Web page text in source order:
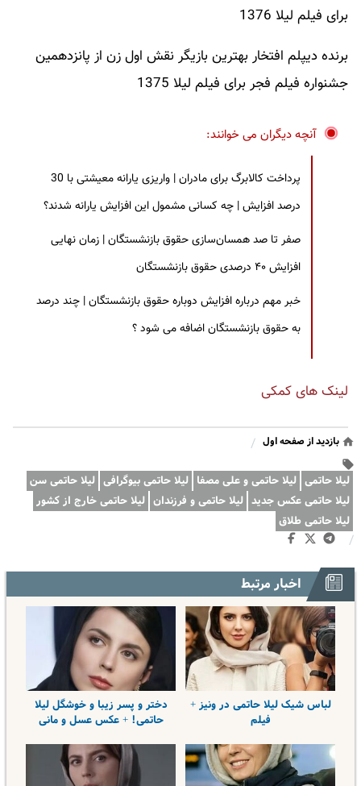
برای فیلم لیلا 1376
برنده دیپلم افتخار بهترین بازیگر نقش اول زن از پانزدهمین
جشنواره فیلم فجر برای فیلم لیلا 1375
آنچه دیگران می خوانند:
پرداخت کالابرگ برای مادران | واریزی یارانه معیشتی با 30
درصد افزایش | چه کسانی مشمول این افزایش یارانه شدند؟
صفر تا صد همسان‌سازی حقوق بازنشستگان | زمان نهایی
افزایش ۴۰ درصدی حقوق بازنشستگان
خبر مهم درباره افزایش دوباره حقوق بازنشستگان | چند درصد
به حقوق بازنشستگان اضافه می شود ؟
لینک های کمکی
بازدید از صفحه اول /
لیلا حاتمی لیلا حاتمی و علی مصفا لیلا حاتمی بیوگرافی لیلا حاتمی سن
لیلا حاتمی عکس جدید لیلا حاتمی و فرزندان لیلا حاتمی خارج از کشور
لیلا حاتمی طلاق
/
اخبار مرتبط
لباس شیک لیلا حاتمی در ونیز +
فیلم
دختر و پسر زیبا و خوشگل لیلا
حاتمی! + عکس عسل و مانی